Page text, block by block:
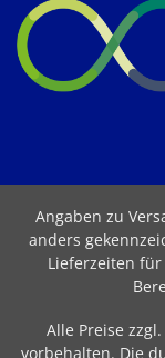
Angaben zu
anders
Lieferzeiten
Alle Preise
vorbehalten. Die